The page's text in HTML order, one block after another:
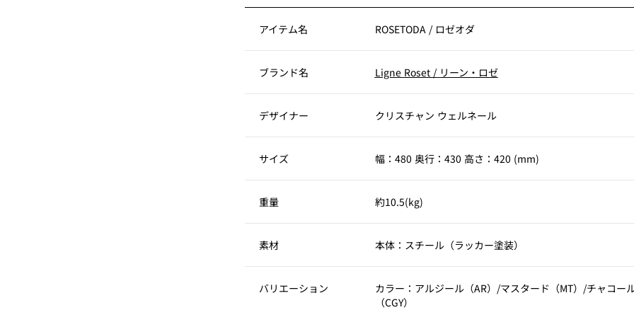
アイテム名 ROSETODA / ロゼオダ
ブランド名 Ligne Roset / リーン・ロゼ
デザイナー クリスチャン ウェルネール
サイズ 幅：480 奥行：430 高さ：420 (mm)
重量 約10.5(kg)
素材 本体：スチール（ラッカー塗装）
バリエーション
カラー：アルジール（AR）/マスタード（MT）/チャコー
（CGY）